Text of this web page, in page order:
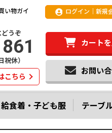
い物ガイ
ログイン｜新規
うぞ
休）
こちら
カート
お問い
給食着・子ども服 テーブ